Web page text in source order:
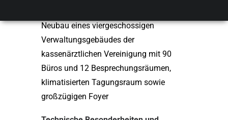
Neubau eines viergeschossigen
Verwaltungsgebäudes der
kassenärztlichen Vereinigung mit 90
Büros und 12 Besprechungsräumen,
klimatisierten Tagungsraum sowie
großzügigen Foyer